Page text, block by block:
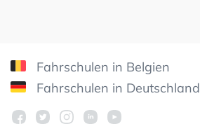
Fahrschulen in Belgien
Fahrschulen in Deutschland